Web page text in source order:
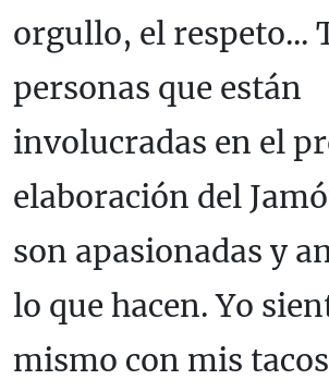
orgullo, el respeto...
personas que están
involucradas en el
elaboración del
son apasionadas y
lo que hacen. Yo
mismo con mis